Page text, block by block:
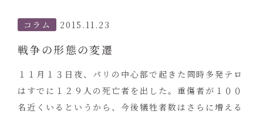
コラム 2015.11.23
戦争の形態の変遷
１１月１３日夜、パリの中心部で起きた同時多発テロ
はすでに１２９人の死亡者を出した。重傷者が１００
名近くいるというから、今後犠牲者数はさらに増える